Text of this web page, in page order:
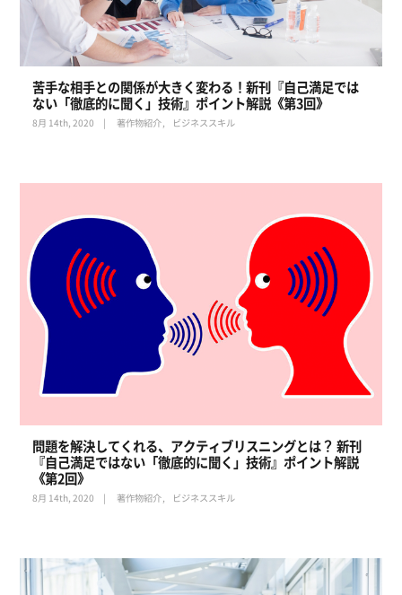
苦手な相手との関係が大きく変わる！新刊『自己満足では
ない「徹底的に聞く」技術』ポイント解説《第3回》
8月 14th, 2020 著作物紹介 ビジネススキル
問題を解決してくれる、アクティブリスニングとは？ 新刊
『自己満足ではない「徹底的に聞く」技術』ポイント解説
《第2回》
8月 14th, 2020 著作物紹介 ビジネススキル